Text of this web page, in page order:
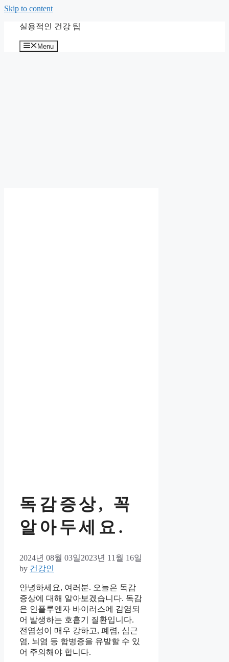
Skip to content
실용적인 건강 팁
Menu
독감증상, 꼭
알아두세요.
2024년 08월 03일2023년 11월 16일
by 건강인
안녕하세요, 여러분. 오늘은 독감
증상에 대해 알아보겠습니다. 독감
은 인플루엔자 바이러스에 감염되
어 발생하는 호흡기 질환입니다.
전염성이 매우 강하고, 폐렴, 심근
염, 뇌염 등 합병증을 유발할 수 있
어 주의해야 합니다.